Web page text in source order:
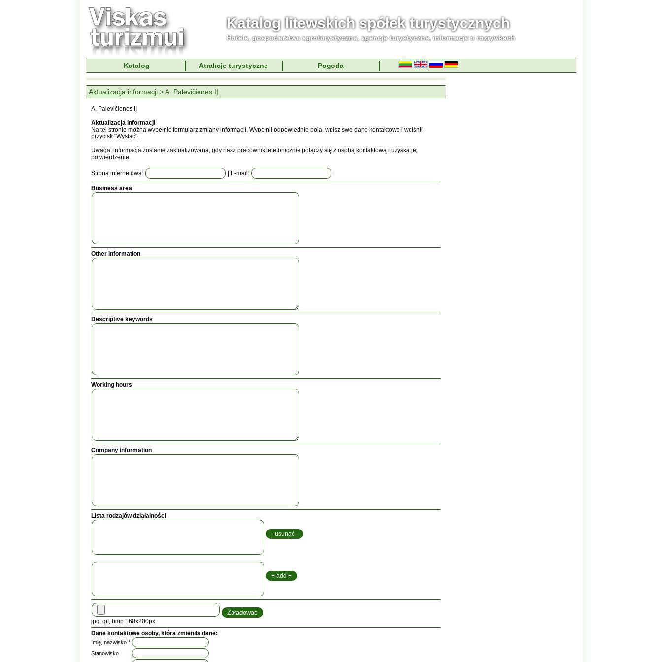
Katalog litewskich spółek turystycznych
Hotele, gospodarstwa agroturystyczne, agencje turystyczne, informacja o rozrywkach
Katalog Atrakcje turystyczne Pogoda
Aktualizacja informacji> A. Palevičienės IĮ
A. Palevičienės IĮ
Aktualizacja informacji
Na tej stronie można wypełnić formularz zmiany informacji. Wypełnij odpowiednie pola, wpisz swe dane kontaktowe i wciśnij
przycisk "Wysłać".
Uwaga: informacja zostanie zaktualizowana, gdy nasz pracownik telefonicznie połączy się z osobą kontaktową i uzyska jej
potwierdzenie.
Strona internetowa: | E-mail:
Business area
Other information
Descriptive keywords
Working hours
Company information
Lista rodzajów działalności
jpg, gif, bmp 160x200px
Dane kontaktowe osoby, która zmieniła dane:
Imię, nazwisko *
Stanowisko